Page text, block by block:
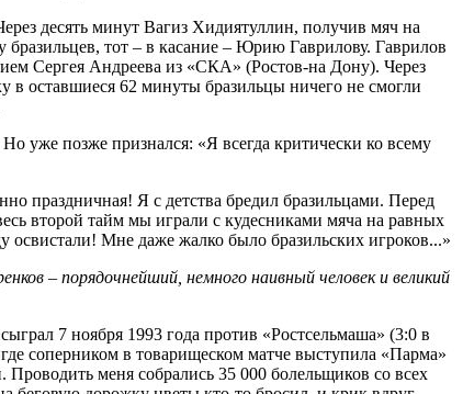
десять минут Вагиз Хидиятуллин, получив мяч на
тот – в касание – Юрию Гаврилову. Гаврилов
Сергея Андреева из «СКА» (Ростов-на Дону). Через
в оставшиеся 62 минуты бразильцы ничего не смогли
уже позже признался: «Я всегда критически ко всему
праздничная! Я с детства бредил бразильцами. Перед
второй тайм мы играли с кудесниками мяча на равных
Мне даже жалко было бразильских игроков...»
– порядочнейший, немного наивный человек и великий
7 ноября 1993 года против «Ростсельмаша» (3:0 в
соперником в товарищеском матче выступила «Парма»
меня собрались 35 000 болельщиков со всех